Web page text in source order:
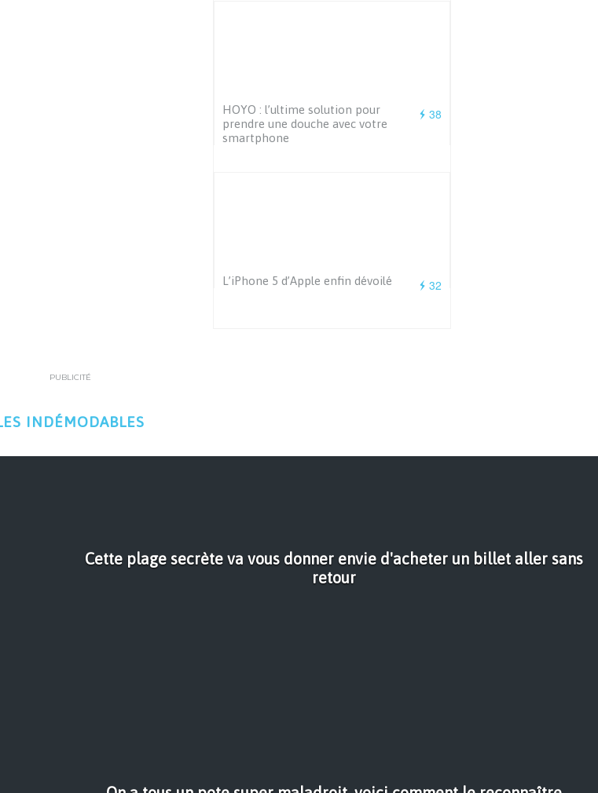
38
HOYO : l’ultime solution pour
prendre une douche avec votre
smartphone
32
L’iPhone 5 d’Apple enfin dévoilé
PUBLICITÉ
INDÉMODABLES
Cette plage secrète va vous donner envie d'acheter un billet aller sans
retour